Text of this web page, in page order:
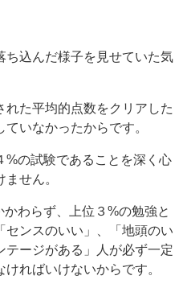
ち込んだ様子を見せていた気
た平均的点数をクリアした
いなかったからです。
%の試験であることを深く心
せん。
わらず、上位３%の勉強と
ンスのいい」、「地頭のい
テージがある」人が必ず一定
ればいけないからです。